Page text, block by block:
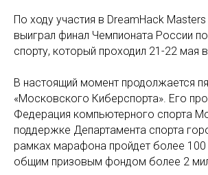
По ходу участия в DreamHack
выиграл финал Чемпионата России
спорту, который проходил 21-22 мая
В настоящий момент продолжается
«Московского Киберспорта». Его
Федерация компьютерного спорта
поддержке Департамента спорта
рамках марафона пройдет более 100
общим призовым фондом более 2